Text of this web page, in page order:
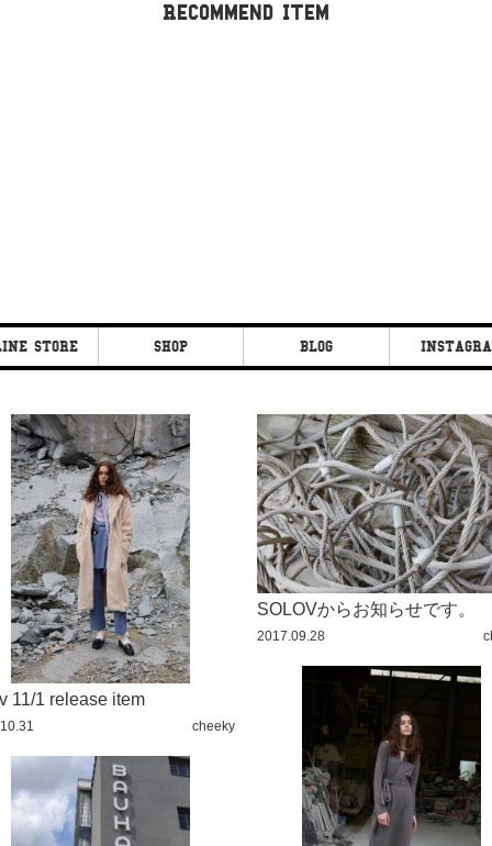
Recommend Item
STORE SHOP
CLEOPATRA
FAN
CLEIPATRA FIG
CLEOPATRA EYE
BLOG
FAN
CLEIPATRA FIG
CLEOPATRA EYE
SOU
MIYA
11/1 release item
cheeky
SOLOVからお知らせです。
2017.09.28